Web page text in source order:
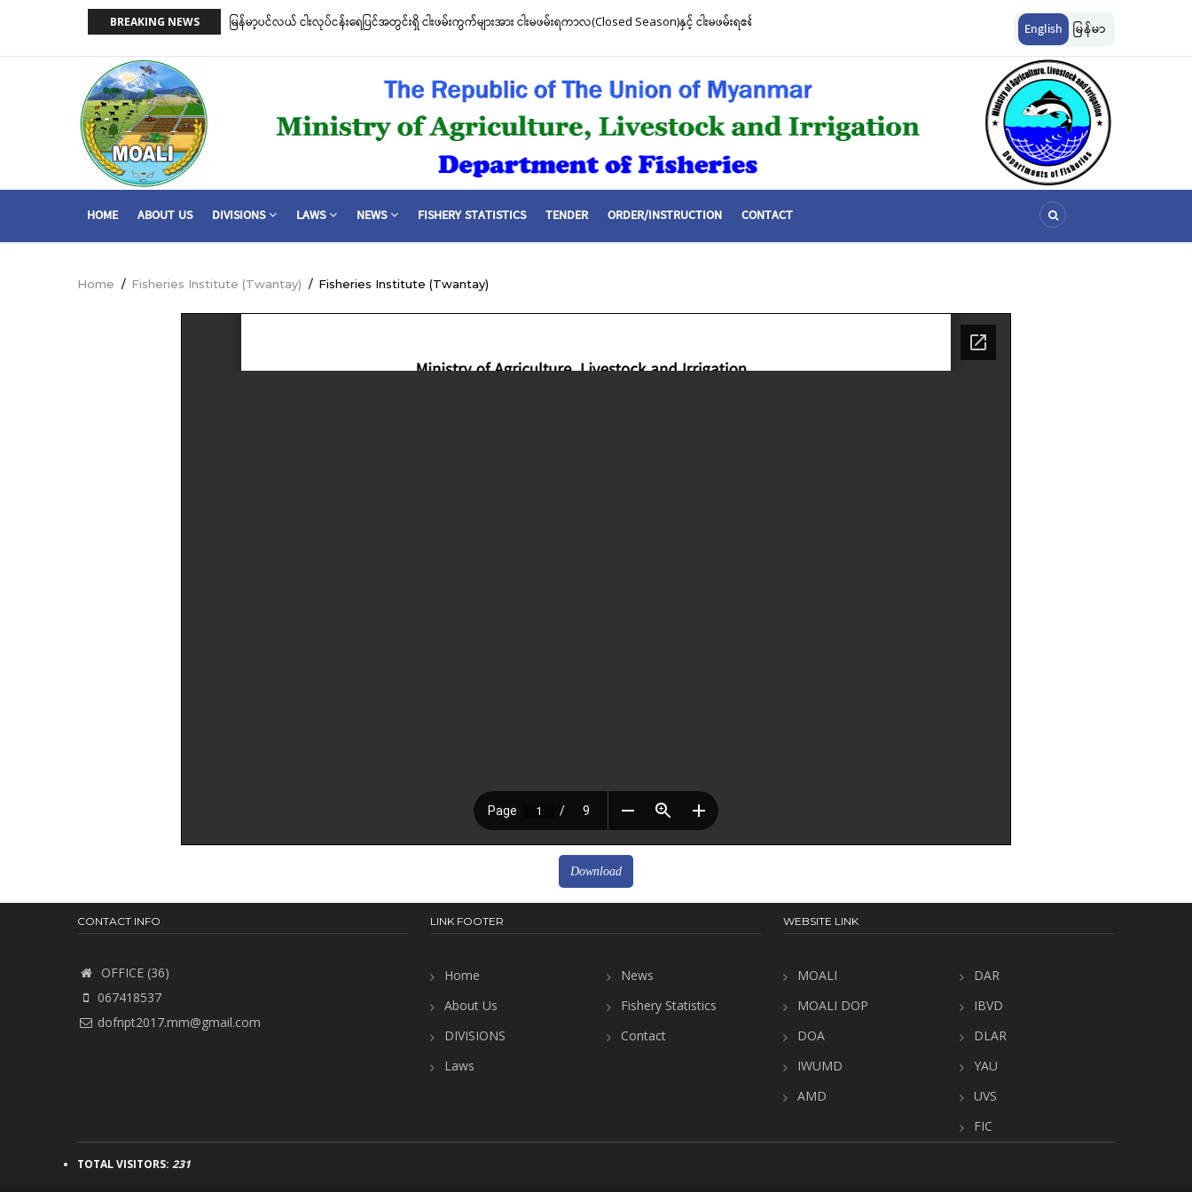
BREAKING NEWS
ကွယ်စောင့်ရှောက်ခြင်းလုပ်ငန်းများ ဆောင်ရွက်မှု
မြန်မာ့ပင်လယ် ငါးလုပ်ငန်းရေပြင်အတွင်းရှိ ငါးဖမ်းကွက်များအား ငါးမဖမ်းရကာလ(Closed Season)နှင့် ငါးမဖမ်းရဧရိယာ(Closed Area
မြန်မာ့ပင်လယ်ငါးလုပ်ငန်းဥပဒေပုဒ်မ ၂၂ ပုဒ်မခွဲ(က)နှင့်ပုဒ်မ ၂
English မြန်မာ
MAIN
HOME ABOUT US DIVISIONS LAWS NEWS FISHERY STATISTICS TENDER ORDER/INSTRUCTION CONTACT
Breadcrumb
Home / Fisheries Institute (Twantay) / Fisheries Institute (Twantay)
Download
CONTACT INFO
OFFICE (36)
067418537
dofnpt2017.mm@gmail.com
LINK FOOTER
Home
About Us
DIVISIONS
Laws
News
Fishery Statistics
Contact
WEBSITE LINK
MOALI
MOALI DOP
DOA
IWUMD
AMD
DAR
IBVD
DLAR
YAU
UVS
FIC
TOTAL VISITORS: 231